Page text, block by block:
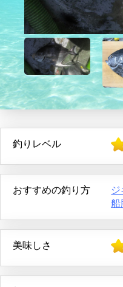
釣りレベル
おすすめの釣り方
船
美味しさ